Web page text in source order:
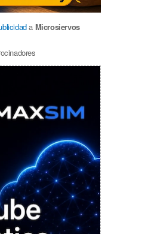
a Microsiervos